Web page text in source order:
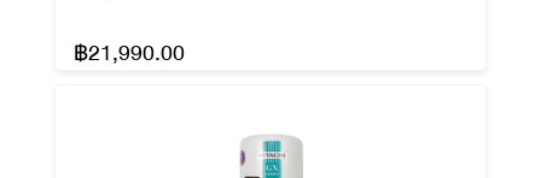
฿21,990.00